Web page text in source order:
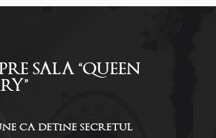
SALA “QUEEN
ca detine secretul